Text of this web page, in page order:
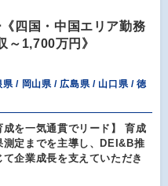
四国・中国エリア勤務
1,700万円》
県 / 岡山県 / 広島県 / 山口県 / 徳
成を一気通貫でリード】 育成
定までを主導し、DEI&B推
企業成長を支えていただき